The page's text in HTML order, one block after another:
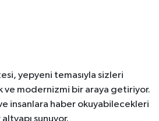
yepyeni temasıyla sizleri
ve modernizmi bir araya getiriyor.
insanlara haber okuyabilecekleri